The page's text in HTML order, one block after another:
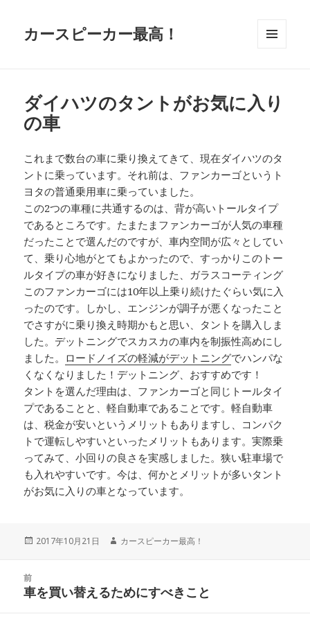
カースピーカー最高！
ダイハツのタントがお気に入り
の車
これまで数台の車に乗り換えてきて、現在ダイハツのタ
ントに乗っています。それ前は、ファンカーゴというト
ヨタの普通乗用車に乗っていました。
この2つの車種に共通するのは、背が高いトールタイプ
であるところです。たまたまファンカーゴが人気の車種
だったことで選んだのですが、車内空間が広々としてい
て、乗り心地がとてもよかったので、すっかりこのトー
ルタイプの車が好きになりました、ガラスコーティング
このファンカーゴには10年以上乗り続けたぐらい気に入
ったのです。しかし、エンジンが調子が悪くなったこと
でさすがに乗り換え時期かもと思い、タントを購入しま
した。デットニングでスカスカの車内を制振性高めにし
ました。 ロードノイズの軽減がデットニングでハンパな
くなくなりました！デットニング、おすすめです！
タントを選んだ理由は、ファンカーゴと同じトールタイ
プであることと、軽自動車であることです。軽自動車
は、税金が安いというメリットもありますし、コンパク
トで運転しやすいといったメリットもあります。実際乗
ってみて、小回りの良さを実感しました。狭い駐車場で
も入れやすいです。今は、何かとメリットが多いタント
がお気に入りの車となっています。
投
2017年10月21日
作
カースピーカー最高！
前
前
車を買い替えるためにすべきこと